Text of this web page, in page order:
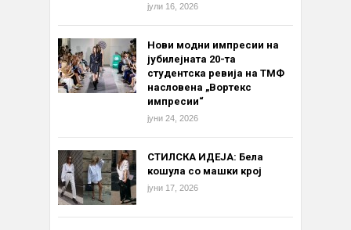
јули 16, 2026
Нови модни импресии на
јубилејната 20-та
студентска ревија на ТМФ
насловена „Вортекс
импресии“
јуни 24, 2026
СТИЛСКА ИДЕЈА: Бела
кошула со машки крој
јуни 17, 2026